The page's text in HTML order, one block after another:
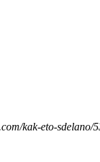
kak-eto-sdelano/